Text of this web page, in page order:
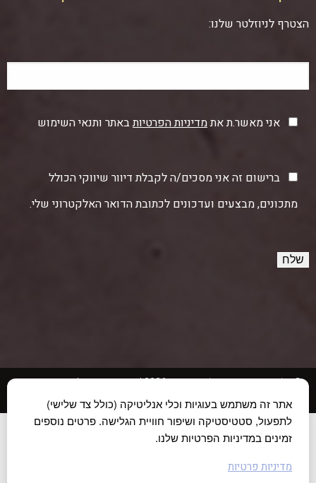
הצטרף לניוזלטר שלנו:
אני מאשר.ת אתמדיניות הפרטיותבאתר ותנאי השימוש
ברישום זה אני מסכים/ה לקבלת דיוור שיווקי הכולל
מתכונים, מבצעים ועדכונים לכתובת הדואר האלקטרוני שלי.
© כל הזכויות שמורות לחוות תקוע 2026 | הצהרת נגישות|מדיניות פרטיות
Created byWinsite
אתר זה משתמש בעוגיות וכלי אנליטיקה (כולל צד שלישי)
לתפעול, סטטיסטיקה ושיפור חוויית הגלישה. פרטים נוספים
זמינים במדיניות הפרטיות שלנו.
מדיניות פרטיות